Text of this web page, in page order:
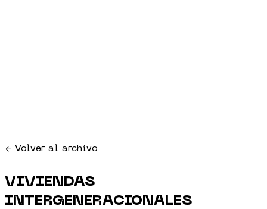
← Volver al archivo
VIVIENDAS
INTERGENERACIONALES